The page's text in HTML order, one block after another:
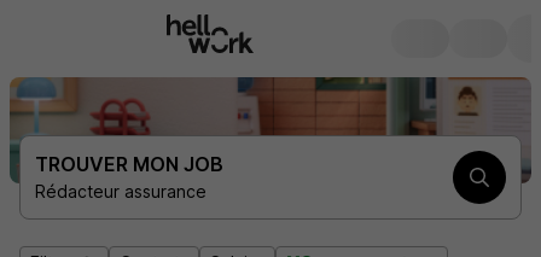
TROUVER MON JOB
Rédacteur assurance